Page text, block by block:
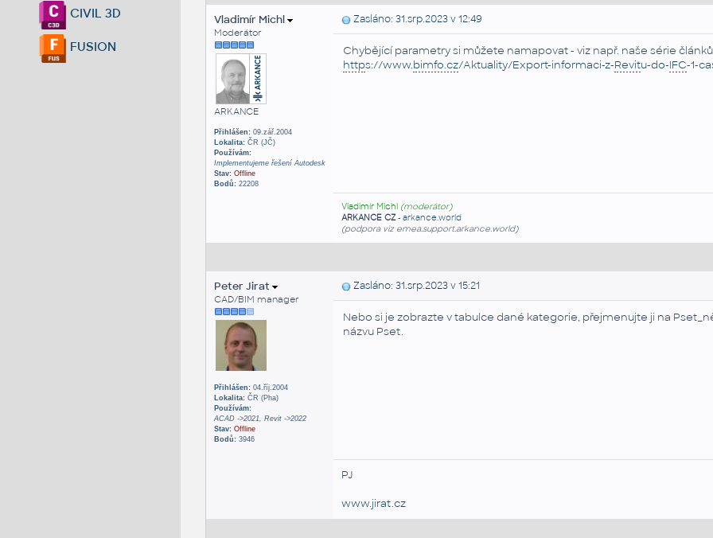
CIVIL 3D
FUSION
Vladimír Michl
Moderátor
ARKANCE
Přihlášen:09.zář.2004
Lokalita:ČR (JČ)
Používám:
Implementujeme řešení Autodesk
Stav: Offline
Bodů:22208
Zasláno: 31.srp.2023 v 12:49
Chybějící parametry si můžete namapovat - viz např. naše série
https://www.bimfo.cz/Aktuality/Export-informaci-z-Revitu-do-IFC-1-
Vladimír Michl (moderátor)
ARKANCE CZ- arkance.world
(podpora viz emea.support.arkance.world)
Peter Jirat
CAD/BIM manager
Přihlášen:04.říj.2004
Lokalita:ČR (Pha)
Používám:
ACAD ->2021, Revit ->2022
Stav: Offline
Bodů:3946
Zasláno: 31.srp.2023 v 15:21
Nebo si je zobrazte v tabulce dané kategorie, přejmenujte ji na
názvu Pset.
PJ
www.jirat.cz